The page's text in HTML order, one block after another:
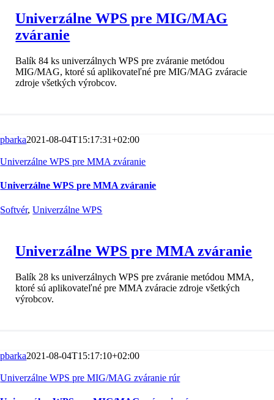
Univerzálne WPS pre MIG/MAG
zváranie
Balík 84 ks univerzálnych WPS pre zváranie metódou
MIG/MAG, ktoré sú aplikovateľné pre MIG/MAG zváracie
zdroje všetkých výrobcov.
pbarka2021-08-04T15:17:31+02:00
Univerzálne WPS pre MMA zváranie
Univerzálne WPS pre MMA zváranie
Softvér,Univerzálne WPS
Univerzálne WPS pre MMA zváranie
Balík 28 ks univerzálnych WPS pre zváranie metódou MMA,
ktoré sú aplikovateľné pre MMA zváracie zdroje všetkých
výrobcov.
pbarka2021-08-04T15:17:10+02:00
Univerzálne WPS pre MIG/MAG zváranie rúr